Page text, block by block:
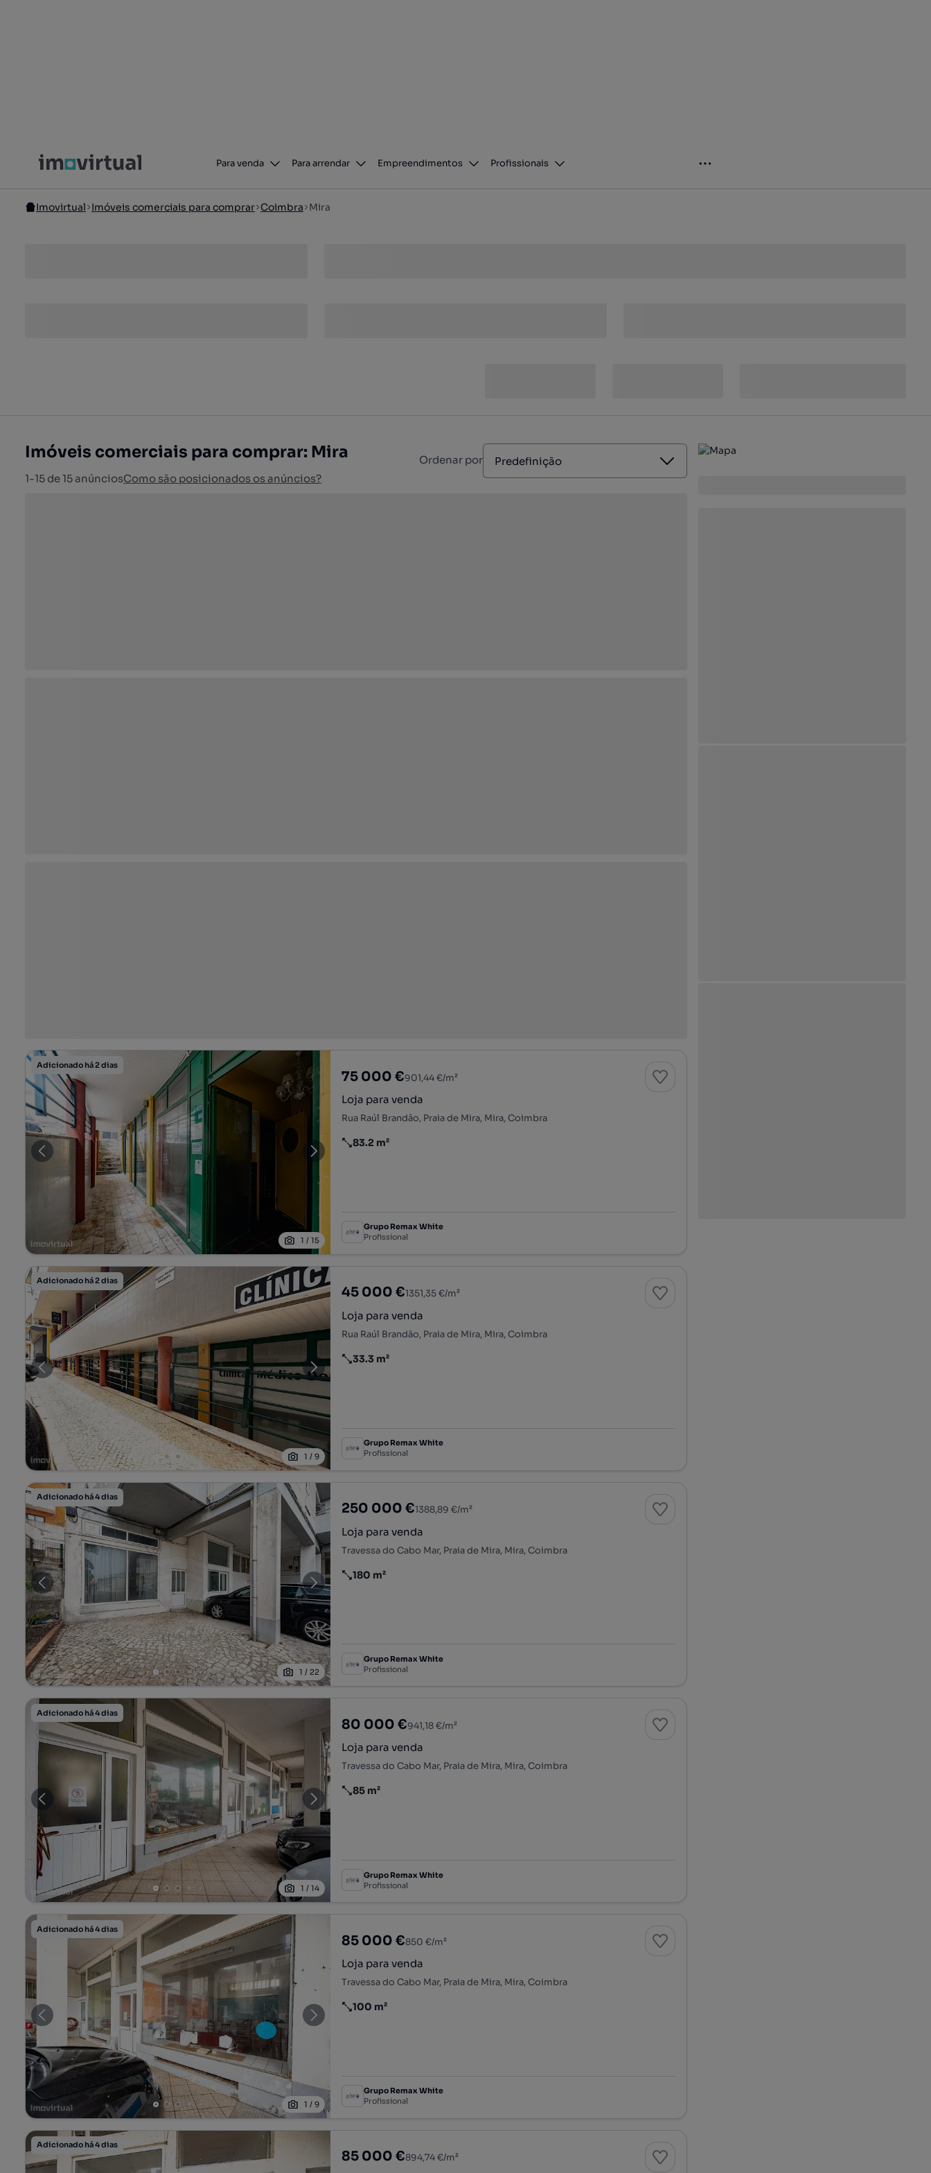
Para venda Para arrendar Empreendimentos Profissionais
Imovirtual Imóveis comerciais para comprar Coimbra Mira
Imóveis comerciais para comprar: Mira
1-15 de 15 anúnciosComo são posicionados os anúncios?
Ordenar por Predefinição
Adicionado há 2 dias
1 /15
75 000 €901,44 €/m²
Loja para venda
Rua Raúl Brandão, Praia de Mira, Mira, Coimbra
Preço por metro quadrado
83.2 m²
Grupo Remax White
Profissional
Adicionado há 2 dias
1 /9
45 000 €1351,35 €/m²
Loja para venda
Rua Raúl Brandão, Praia de Mira, Mira, Coimbra
Preço por metro quadrado
33.3 m²
Grupo Remax White
Profissional
Adicionado há 4 dias
1 / 22
250 000 €1388,89 €/m²
Loja para venda
Travessa do Cabo Mar, Praia de Mira, Mira, Coimbra
Preço por metro quadrado
180 m²
Grupo Remax White
Profissional
Adicionado há 4 dias
1 /14
80 000 €941,18 €/m²
Loja para venda
Travessa do Cabo Mar, Praia de Mira, Mira, Coimbra
Preço por metro quadrado
85 m²
Grupo Remax White
Profissional
Adicionado há 4 dias
1 /9
85 000 €850 €/m²
Loja para venda
Travessa do Cabo Mar, Praia de Mira, Mira, Coimbra
Preço por metro quadrado
100 m²
Grupo Remax White
Profissional
Adicionado há 4 dias
85 000 €894,74 €/m²